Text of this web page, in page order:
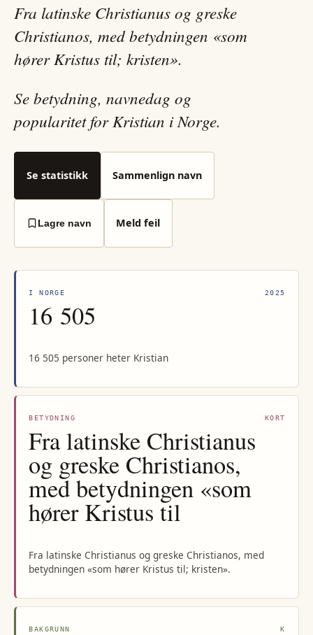
Fra latinske Christianus og greske
Christianos, med betydningen «som
hører Kristus til; kristen».
Se betydning, navnedag og
popularitet for Kristian i Norge.
Se statistikk Sammenlign navn
Lagre navn Meld feil
I NORGE 2025
16 505
16 505 personer heter Kristian
BETYDNING KORT
Fra latinske Christianus
og greske Christianos,
med betydningen «som
hører Kristus til
Fra latinske Christianus og greske Christianos, med
betydningen «som hører Kristus til; kristen».
BAKGRUNN K